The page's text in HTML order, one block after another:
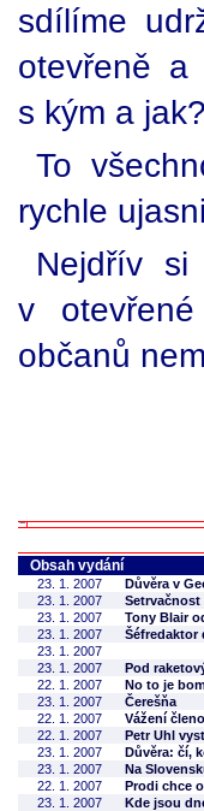
sdílíme
otevřeně a
s kým a jak?
To
rychle
Nejdřív
v
občanů
Obsah vydání
23. 1. 2007
Důvěra v
23. 1. 2007
23. 1. 2007
Tony Blair
23. 1. 2007
Šéfredaktor
23. 1. 2007
23. 1. 2007
Pod
22. 1. 2007
No to je
23. 1. 2007
Čerešňa
22. 1. 2007
Vážení
22. 1. 2007
Petr Uhl
23. 1. 2007
Důvěra: čí,
23. 1. 2007
Na
22. 1. 2007
Prodi chce
23. 1. 2007
Kde jsou